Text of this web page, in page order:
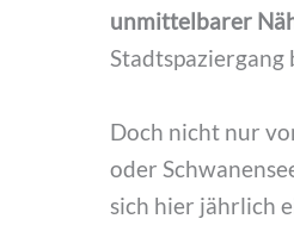
unmittelbarer
Doch nicht nur
oder
sich hier jährlich